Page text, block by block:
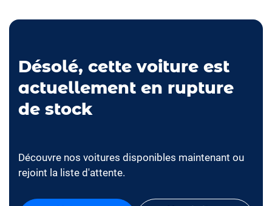
Désolé, cette voiture est
actuellement en rupture
de stock
Découvre nos voitures disponibles maintenant ou
rejoint la liste d'attente.